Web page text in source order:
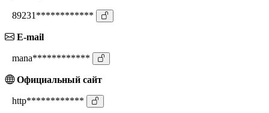
89231************
E-mail
mana************
Официальный сайт
http************